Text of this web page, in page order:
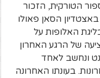
הטורקית, הזכור
הסאן פאולו
האלופות על
של הרגע האחרון
משחק בגנט ונחשב לאחד
בעונתו האחרונה